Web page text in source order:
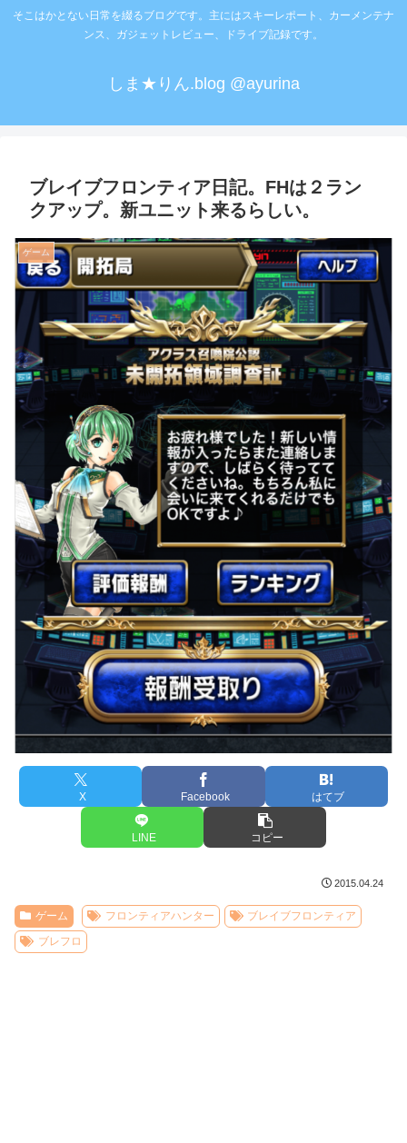
そこはかとない日常を綴るブログです。主にはスキーレポート、カーメンテナ
ンス、ガジェットレビュー、ドライブ記録です。
しま★りん.blog @ayurina
ブレイブフロンティア日記。FHは２ラン
クアップ。新ユニット来るらしい。
ゲーム
X Facebook はてブ
LINE コピー
2015.04.24
ゲーム フロンティアハンター
ブレイブフロンティア
ブレフロ